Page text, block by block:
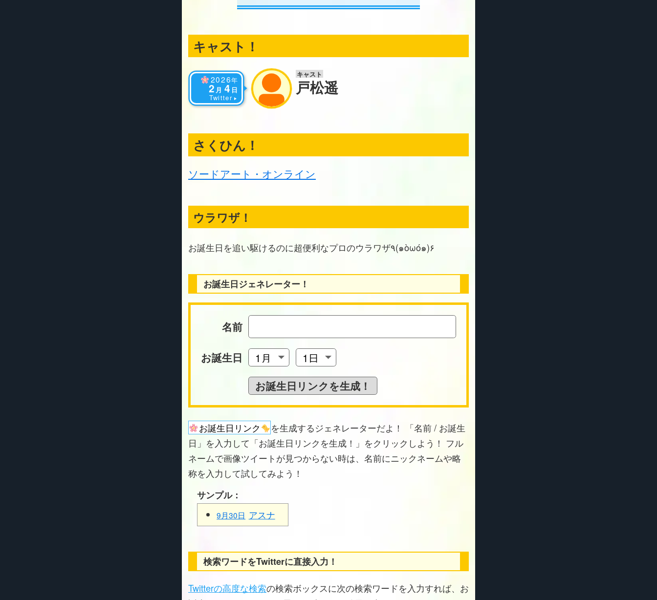
キャスト！
2026年
2 月 4 日
Twitter
キャスト
戸松遥
さくひん！
ソードアート・オンライン
ウラワザ！
お誕生日を追い駆けるのに超便利なプロのウラワザ٩(๑òωó๑)۶
お誕生日ジェネレーター！
名前
お誕生日
お誕生日リンク
を生成するジェネレーターだよ！ 「名前 / お誕生
日」を入力して「お誕生日リンクを生成！」をクリックしよう！ フル
ネームで画像ツイートが見つからない時は、名前にニックネームや略
称を入力して試してみよう！
サンプル：
9月30日 アスナ
検索ワードをTwitterに直接入力！
Twitterの高度な検索の検索ボックスに次の検索ワードを入力すれば、お